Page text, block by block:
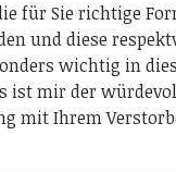
für Sie richtige
und diese
wichtig in
ist mir der
mit Ihrem